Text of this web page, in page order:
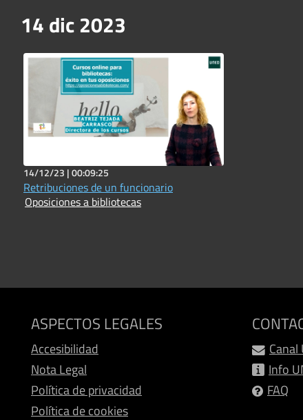
14 dic 2023
14/12/23 |00:09:25
Retribuciones de un funcionario
Oposiciones a bibliotecas
ASPECTOS LEGALES
Accesibilidad
Nota Legal
Política de privacidad
Política de cookies
Canal
Info
FAQ